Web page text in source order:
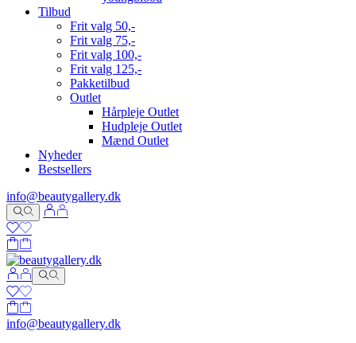
Tilbud
Frit valg 50,-
Frit valg 75,-
Frit valg 100,-
Frit valg 125,-
Pakketilbud
Outlet
Hårpleje Outlet
Hudpleje Outlet
Mænd Outlet
Nyheder
Bestsellers
info@beautygallery.dk
info@beautygallery.dk